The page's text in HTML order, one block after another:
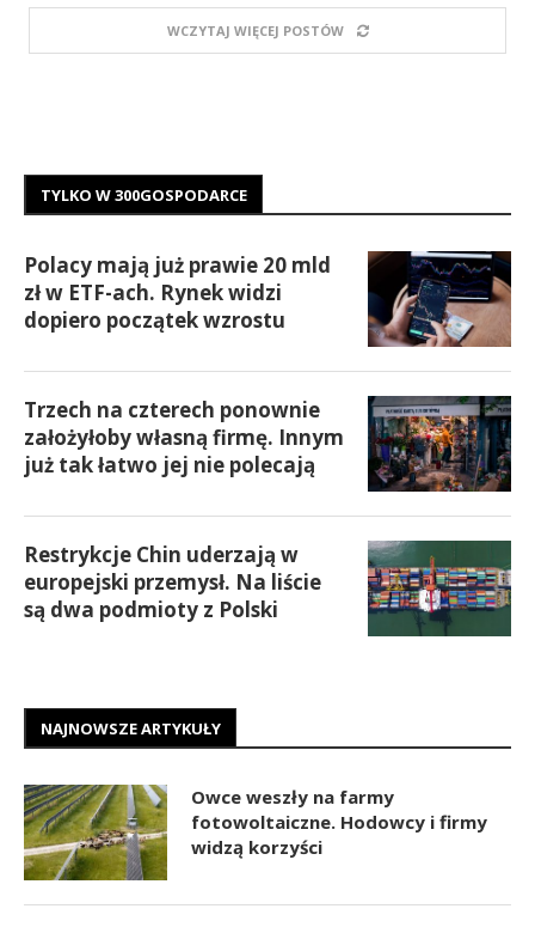
WCZYTAJ WIĘCEJ POSTÓW
TYLKO W 300GOSPODARCE
Polacy mają już prawie 20 mld
zł w ETF-ach. Rynek widzi
dopiero początek wzrostu
Trzech na czterech ponownie
założyłoby własną firmę. Innym
już tak łatwo jej nie polecają
Restrykcje Chin uderzają w
europejski przemysł. Na liście
są dwa podmioty z Polski
NAJNOWSZE ARTYKUŁY
Owce weszły na farmy
fotowoltaiczne. Hodowcy i firmy
widzą korzyści